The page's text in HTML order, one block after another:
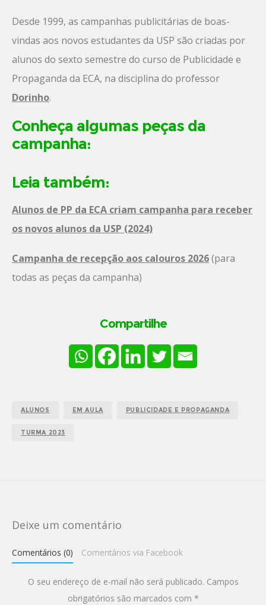
Desde 1999, as campanhas publicitárias de boas-
vindas aos novos estudantes da USP são criadas por
alunos do sexto semestre do curso de Publicidade e
Propaganda da ECA, na disciplina do professor
Dorinho.
Conheça algumas peças da
campanha:
Leia também:
Alunos de PP da ECA criam campanha para receber
os novos alunos da USP (2024)
Campanha de recepção aos calouros 2026(para
todas as peças da campanha)
Compartilhe
ALUNOS EM AULA PUBLICIDADE E PROPAGANDA
TURMA 2023
Deixe um comentário
Comentários (0) Comentários via Facebook
O seu endereço de e-mail não será publicado. Campos
obrigatórios são marcados com *